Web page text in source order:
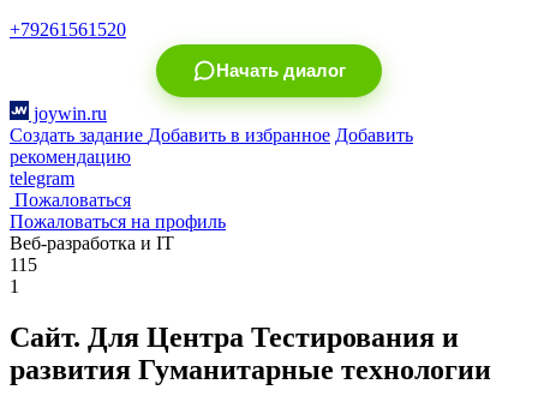
+79261561520
Начать диалог
joywin.ru
Создать задание Добавить в избранное Добавить
рекомендацию
telegram
Пожаловаться
Пожаловаться на профиль
Веб-разработка и IT
115
1
Сайт. Для Центра Тестирования и
развития Гуманитарные технологии